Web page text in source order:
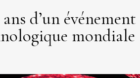
d’un
mondiale